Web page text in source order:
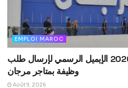
EMPLOI MAROC
العمل في مرجان 2026 الإيميل الرسمي لإرسال طلب
وظيفة بمتاجر مرجان
Août 9, 2026